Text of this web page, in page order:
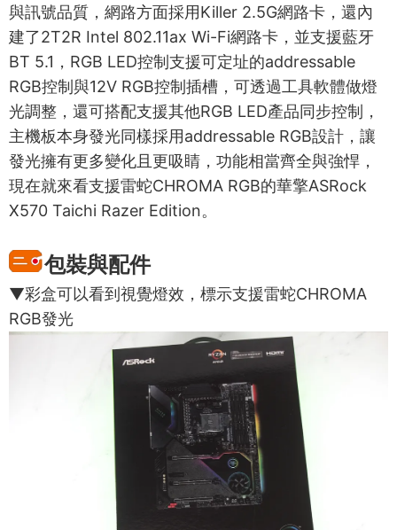
與訊號品質，網路方面採用Killer 2.5G網路卡，還內
建了2T2R Intel 802.11ax Wi-Fi網路卡，並支援藍牙
BT 5.1，RGB LED控制支援可定址的addressable
RGB控制與12V RGB控制插槽，可透過工具軟體做燈
光調整，還可搭配支援其他RGB LED產品同步控制，
主機板本身發光同樣採用addressable RGB設計，讓
發光擁有更多變化且更吸睛，功能相當齊全與強悍，
現在就來看支援雷蛇CHROMA RGB的華擎ASRock
X570 Taichi Razer Edition。
包裝與配件
▼彩盒可以看到視覺燈效，標示支援雷蛇CHROMA
RGB發光